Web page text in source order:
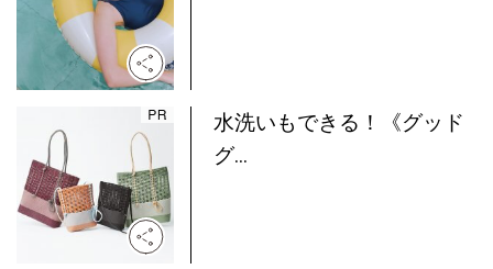
水洗いもできる！《グッド
グ...